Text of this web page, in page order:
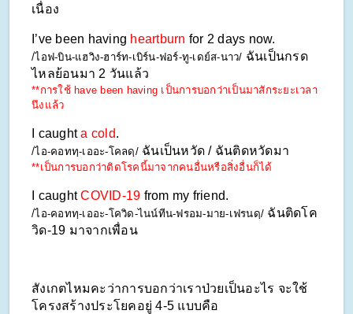
เนื่อง
I’ve been having heartburn for 2 days now.
/ไอฟ-บิน-แฮวิง-ฮาร์ท-เบิร์น-ฟอร์-ทู-เดย์ส-นาว/ ฉันเป็นกรด
ไหลย้อนมา 2 วันแล้ว
**การใช้ have been having เป็นการบอกว่าเป็นมาสักระยะเวลา
นึงแล้ว
I caught a cold.
/ไอ-คอททฺ-เออะ-โคลดฺ/ ฉันเป็นหวัด / ฉันติดหวัดมา
**เป็นการบอกว่าติดโรคนี้มาจากคนอื่นหรือสิ่งอื่นก็ได้
I caught COVID-19 from my friend.
/ไอ-คอททฺ-เออะ-โควิด-ไนน์ทีน-ฟรอม-มาย-เฟรนดฺ/ ฉันติดโค
วิด-19 มาจากเพื่อน
สังเกตไหมคะว่าการบอกว่าเราป่วยเป็นอะไร จะใช้
โครงสร้างประโยคอยู่ 4-5 แบบคือ